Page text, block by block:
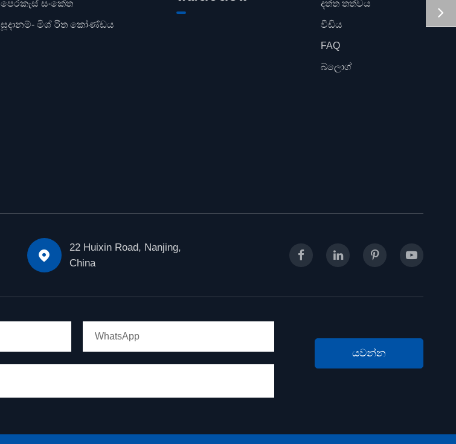
පෙරකැස් සංකේත
සූදානම්- මිශ් රිත කෝණ්ඩය
දත්ත තත්වය
වීඩිය
FAQ
බ්ලොග්

22 Huixin Road, Nanjing,
China
යවන්න